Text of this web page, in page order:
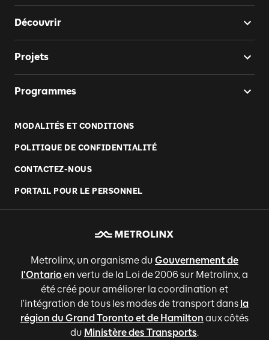
Découvrir
Projets
Programmes
MODALITÉS ET CONDITIONS
POLITIQUE DE CONFIDENTIALITÉ
CONTACTEZ-NOUS
PORTAIL POUR LE PERSONNEL
Metrolinx, un organisme du Gouvernement de
l'Ontario en vertu de la Loi de 2006 sur Metrolinx, a
été créé pour améliorer la coordination et
l'intégration de tous les modes de transport dans la
région du Grand Toronto et de Hamilton aux côtés
du Ministère des Transports.